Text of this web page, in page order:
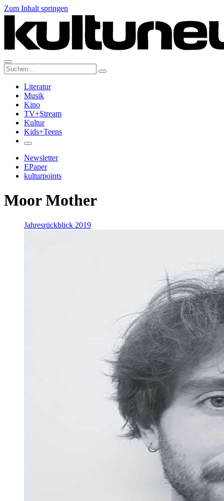
Zum Inhalt springen
Suche:
Literatur
Musik
Kino
TV+Stream
Kultur
Kids+Teens
Newsletter
EPaper
kulturpoints
Moor Mother
Jahresrückblick 2019